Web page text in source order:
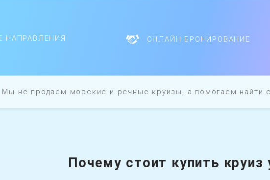
НАПРАВЛЕНИЯ ОНЛАЙН БРОНИРОВАНИЕ
Мы не продаём морские и речные круизы, а помогаем найти
Почему стоит купить круиз